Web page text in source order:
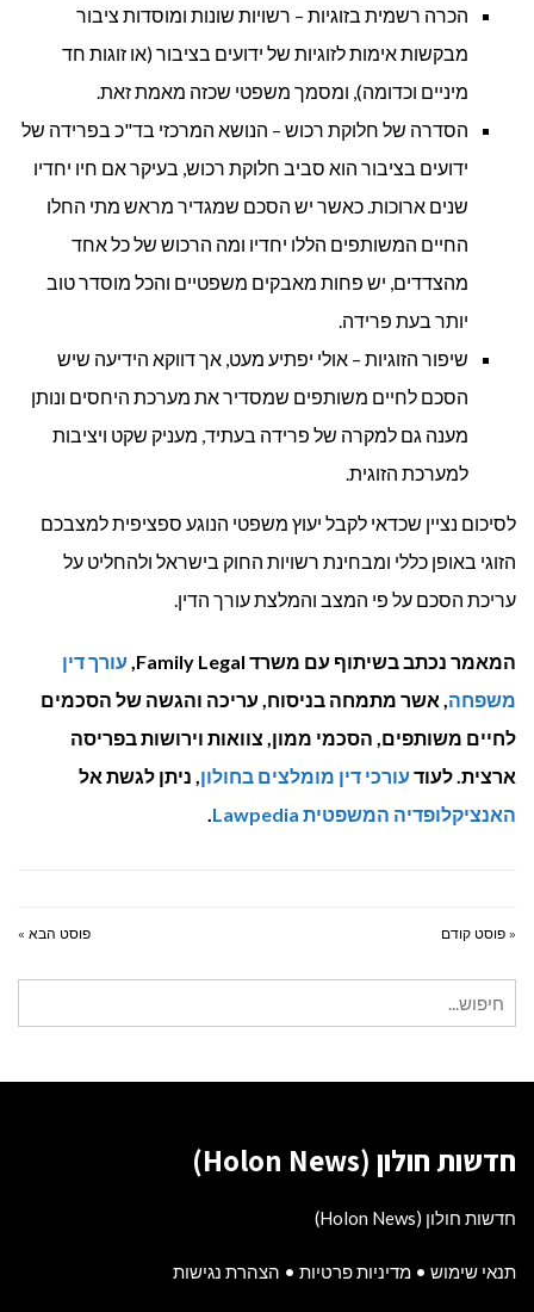
הכרה רשמית בזוגיות – רשויות שונות ומוסדות ציבור
מבקשות אימות לזוגיות של ידועים בציבור (או זוגות חד
מיניים וכדומה), ומסמך משפטי שכזה מאמת זאת.
הסדרה של חלוקת רכוש – הנושא המרכזי בד"כ בפרידה של
ידועים בציבור הוא סביב חלוקת רכוש, בעיקר אם חיו יחדיו
שנים ארוכות. כאשר יש הסכם שמגדיר מראש מתי החלו
החיים המשותפים הללו יחדיו ומה הרכוש של כל אחד
מהצדדים, יש פחות מאבקים משפטיים והכל מוסדר טוב
יותר בעת פרידה.
שיפור הזוגיות – אולי יפתיע מעט, אך דווקא הידיעה שיש
הסכם לחיים משותפים שמסדיר את מערכת היחסים ונותן
מענה גם למקרה של פרידה בעתיד, מעניק שקט ויציבות
למערכת הזוגית.
לסיכום נציין שכדאי לקבל יעוץ משפטי הנוגע ספציפית למצבכם
הזוגי באופן כללי ומבחינת רשויות החוק בישראל ולהחליט על
עריכת הסכם על פי המצב והמלצת עורך הדין.
המאמר נכתב בשיתוף עם משרד Family Legal,
עורך דין
משפחה, אשר מתמחה בניסוח, עריכה והגשה של הסכמים
לחיים משותפים, הסכמי ממון, צוואות וירושות בפריסה
ארצית. לעוד עורכי דין מומלצים בחולון, ניתן לגשת אל
האנציקלופדיה המשפטית Lawpedia
.
« פוסט קודם פוסט הבא »
עבור:
חדשות חולון (Holon News)
חדשות חולון (Holon News)
תנאי שימוש • מדיניות פרטיות • הצהרת נגישות